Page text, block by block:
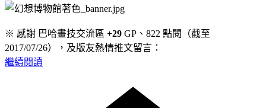
※ 感謝 巴哈畫技交流區 +29 GP、822 點閱（截至
2017/07/26），及版友熱情推文留言：
繼續閱讀